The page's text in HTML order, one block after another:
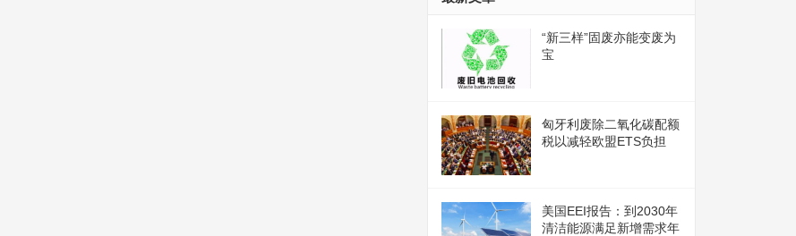
“新三样”固废亦能变废为
宝
匈牙利废除二氧化碳配额
税以减轻欧盟ETS负担
美国EEI报告：到2030年
清洁能源满足新增需求年